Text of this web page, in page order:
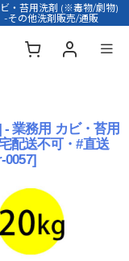
・苔用洗剤 (※毒物/劇物)
-その他洗剤販売/通販
業務用 カビ・苔用
配送不可・#直送
0057]